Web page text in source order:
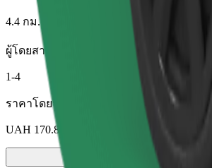
4.4 กม.
ผู้โดยสาร
1-4
ราคาโดยประมาณ
UAH 170.80